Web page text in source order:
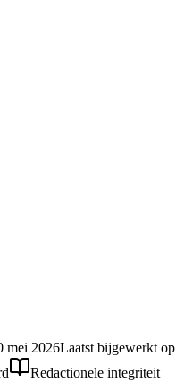
mei 2026Laatst bijgewerkt op
Redactionele integriteit